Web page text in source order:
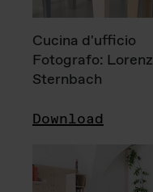
Cucina d'ufficio
Fotografo: Lorenz
Sternbach
Download